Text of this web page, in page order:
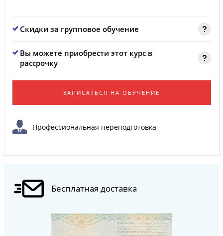
Скидки за групповое обучение
Вы можете приобрести этот курс в
рассрочку
ЗАПИСАТЬСЯ НА ОБУЧЕНИЕ
Профессиональная переподготовка
Бесплатная доставка